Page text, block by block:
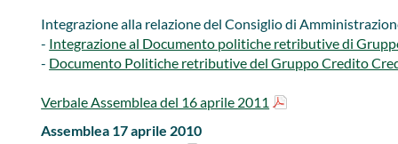
Integrazione alla relazione del Consiglio di
- Integrazione al Documento politiche retributive di
- Documento Politiche retributive del Gruppo Credito
Verbale Assemblea del 16 aprile 2011
Assemblea 17 aprile 2010